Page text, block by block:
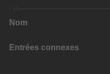
Nom
Entrées connexes